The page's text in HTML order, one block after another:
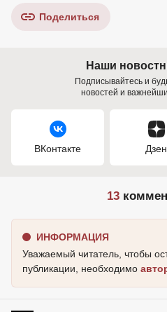
Поделиться
Наши
Подписывайтесь и
новостей и
ВКонтакте Дзен
13
ИНФОРМАЦИЯ
Уважаемый читатель, чтобы
публикации, необходимо